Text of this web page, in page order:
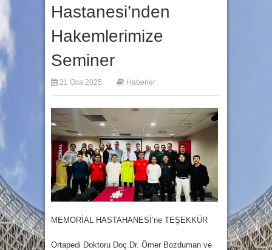
Hastanesi’nden
Hakemlerimize
Seminer
21 Oca 2025 Haberler
MEMORİAL HASTAHANESİ’ne TEŞEKKÜR
Ortapedi Doktoru Doç.Dr. Ömer Bozduman ve